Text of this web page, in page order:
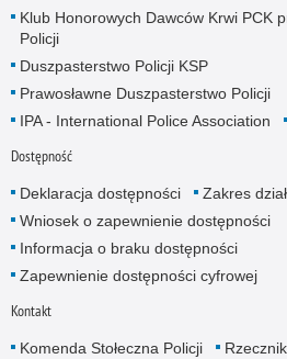
Klub Honorowych Dawców Krwi PCK
Policji
Duszpasterstwo Policji KSP
Prawosławne Duszpasterstwo Policji
IPA - International Police Association
Dostępność
Deklaracja dostępności Zakres
Wniosek o zapewnienie dostępności
Informacja o braku dostępności
Zapewnienie dostępności cyfrowej
Kontakt
Komenda Stołeczna Policji